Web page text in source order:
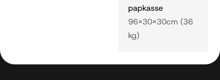
papkasse
96x30x30cm (36
kg)